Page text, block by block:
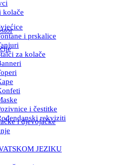
kolače
i prskalice
za kolače
i čestitke
i djevojačke
rekviziti
JEZIKU